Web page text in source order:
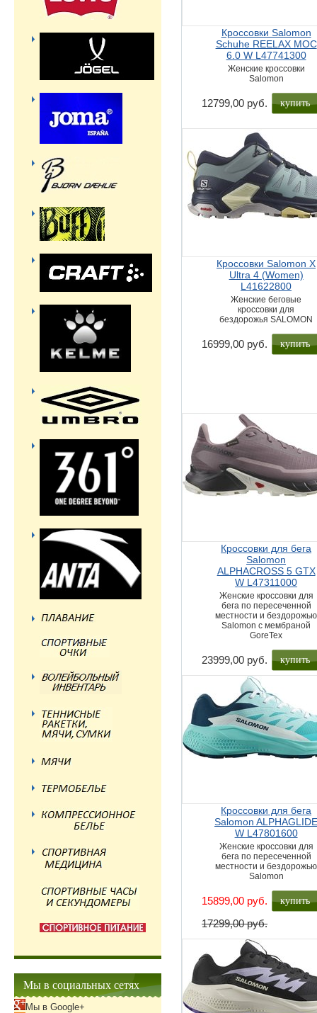
Кроссовки Salomon
Schuhe REELAX MOC
6.0 W L47741300
Женские кроссовки
Salomon
12799,00 руб. купить
Кроссовки Salomon X
Ultra 4 (Women)
L41622800
Женские беговые
кроссовки для
бездорожья SALOMON
16999,00 руб. купить
Кроссовки для бега
Salomon
ALPHACROSS 5 GTX
W L47311000
Женские кроссовки для
бега по пересеченной
местности и бездорожью
Salomon с мембраной
GoreTex
23999,00 руб. купить
Кроссовки для бега
Salomon
W L47801600
Женские кроссовки для
бега по пересеченной
местности и бездорожью
Salomon
15899,00 руб.
17299,00 руб.
купить
Мы в социальных сетях
Мы в Google+